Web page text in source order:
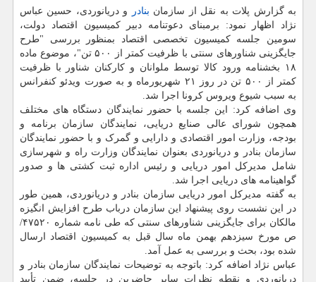
به گزارش پلات به نقل از سازمان بنادر
و دریانوردی، حسین عباس
نژاد اظهار نمود: برمبنای دعوتنامه دبیر کمیسیون اقتصاد دولت،
سومین جلسه کمیسیون تخصصی اقتصاد بمنظور بررسی "طرح
جایگزینی شناورهای سنتی با ظرفیت کمتر از ۵۰۰ تن"، موضوع ماده
۱۸ بخشنامه ورود کالا توسط ملوانان و کارکنان شناور با ظرفیت
کمتر از ۵۰۰ تن در روز ۲۱ شهریورماه و به صورت ویدئو کنفرانس
به سبب شیوع ویروس کرونا اجرا شد.
وی اضافه کرد: این جلسه با حضور نمایندگان دستگاه های مختلف
همچون شورای عالی صنایع دریایی، نمایندگان سازمان برنامه و
بودجه، وزارت امور اقتصادی و دارایی و گمرک و با حضور نمایندگان
سازمان بنادر و دریانوردی بعنوان نمایندگان وزارت راه و شهرسازی
شامل مدیرکل امور دریایی و رئیس اداره ثبت کشتی ها و صدور
گواهینامه های دریایی اجرا شد.
به گفته مدیرکل امور دریایی سازمان بنادر و دریانوردی، همین طور
در این نشست روی پیشنهاد این سازمان درباب طرح افزایش انگیزه
مالکان برای جایگزینی شناورهای سنتی که طی نامه شماره ۴۷۵۲۰/
ص مورخ سیزدهم بهمن ماه سال قبل به کمیسیون اقتصاد ارسال
شده بود، بحث و بررسی به عمل آمد.
عباس نژاد اضافه کرد: باتوجه به توضیحات نمایندگان سازمان بنادر و
دریانوردی و نقطه نظرات سایر حاضرین در جلسه، ضمن تأیید